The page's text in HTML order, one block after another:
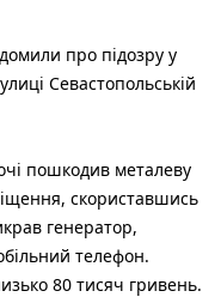
про підозру у
Севастопольській
пошкодив металеву
скориставшись
генератор,
телефон.
80 тисяч гривень.